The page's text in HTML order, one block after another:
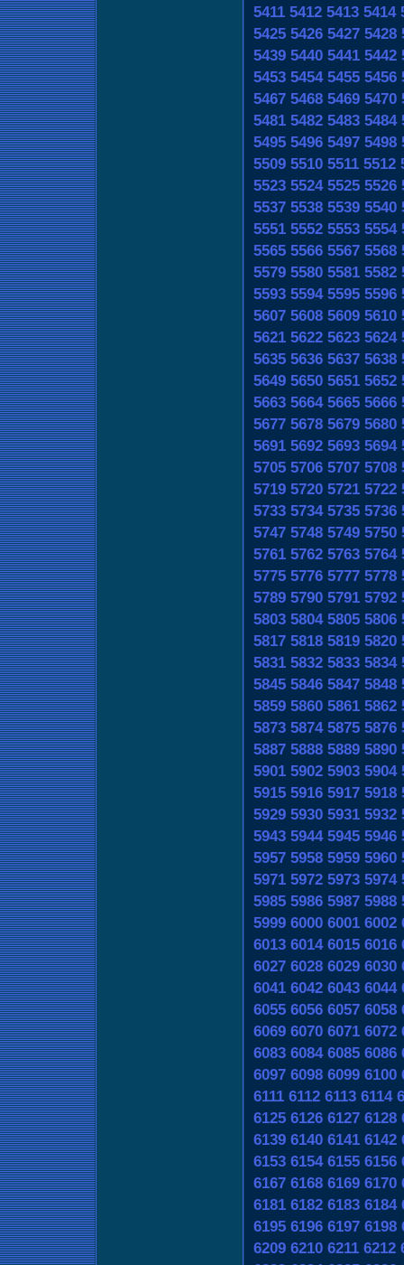
5411 5412 5413 5414
5425 5426 5427 5428
5439 5440 5441 5442
5453 5454 5455 5456
5467 5468 5469 5470
5481 5482 5483 5484
5495 5496 5497 5498
5509 5510 5511 5512
5523 5524 5525 5526
5537 5538 5539 5540
5551 5552 5553 5554
5565 5566 5567 5568
5579 5580 5581 5582
5593 5594 5595 5596
5607 5608 5609 5610
5621 5622 5623 5624
5635 5636 5637 5638
5649 5650 5651 5652
5663 5664 5665 5666
5677 5678 5679 5680
5691 5692 5693 5694
5705 5706 5707 5708
5719 5720 5721 5722
5733 5734 5735 5736
5747 5748 5749 5750
5761 5762 5763 5764
5775 5776 5777 5778
5789 5790 5791 5792
5803 5804 5805 5806
5817 5818 5819 5820
5831 5832 5833 5834
5845 5846 5847 5848
5859 5860 5861 5862
5873 5874 5875 5876
5887 5888 5889 5890
5901 5902 5903 5904
5915 5916 5917 5918
5929 5930 5931 5932
5943 5944 5945 5946
5957 5958 5959 5960
5971 5972 5973 5974
5985 5986 5987 5988
5999 6000 6001 6002
6013 6014 6015 6016
6027 6028 6029 6030
6041 6042 6043 6044
6055 6056 6057 6058
6069 6070 6071 6072
6083 6084 6085 6086
6097 6098 6099 6100
6111 6112 6113 6114
6125 6126 6127 6128
6139 6140 6141 6142
6153 6154 6155 6156
6167 6168 6169 6170
6181 6182 6183 6184
6195 6196 6197 6198
6209 6210 6211 6212